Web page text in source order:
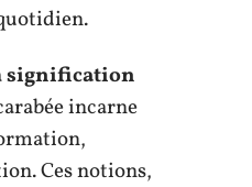
signification
incarne
Ces notions,